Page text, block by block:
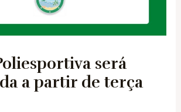
será
a partir de terça